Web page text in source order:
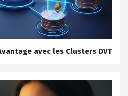
avec les Clusters DVT